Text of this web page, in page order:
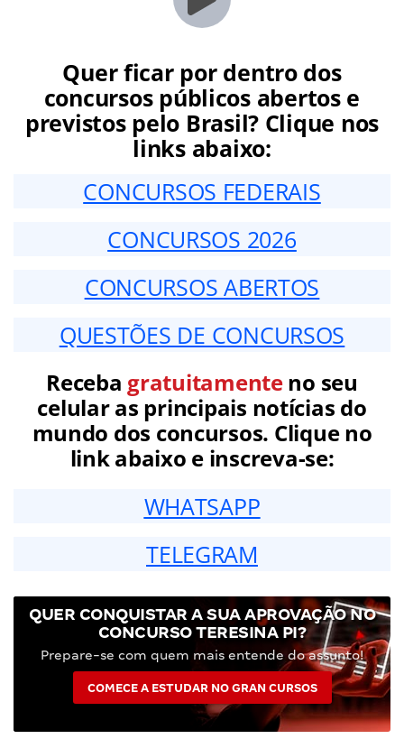
Quer ficar por dentro dos
concursos públicos abertos e
previstos pelo Brasil? Clique nos
links abaixo:
CONCURSOS FEDERAIS
CONCURSOS 2026
CONCURSOS ABERTOS
QUESTÕES DE CONCURSOS
Receba gratuitamenteno seu
celular as principais notícias do
mundo dos concursos. Clique no
link abaixo e inscreva-se:
WHATSAPP
TELEGRAM
QUER CONQUISTAR A SUA APROVAÇÃO NO
CONCURSO TERESINA PI?
Prepare-se com quem mais entende do assunto!
COMECE A ESTUDAR NO GRAN CURSOS